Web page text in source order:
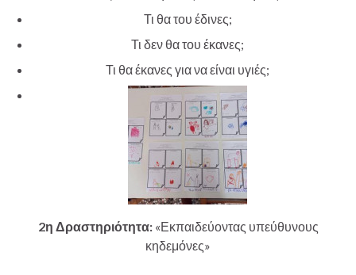
Τι θα του έδινες;
Τι δεν θα του έκανες;
Τι θα έκανες για να είναι υγιές;
2η Δραστηριότητα: «Εκπαιδεύοντας υπεύθυνους
κηδεμόνες»